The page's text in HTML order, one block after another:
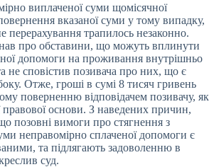
виплаченої суми щомісячної
вказаної суми у тому випадку,
перерахування трапилось незаконно.
про обставини, що можуть вплинути
допомоги на проживання внутрішньо
не сповістив позивача про них, що є
Отже, гроші в сумі 8 тисяч гривень
поверненню відповідачем позивачу, як
правової основи. З наведених причин,
позовні вимоги про стягнення з
неправомірно сплаченої допомоги є
та підлягають задоволенню в
суд.